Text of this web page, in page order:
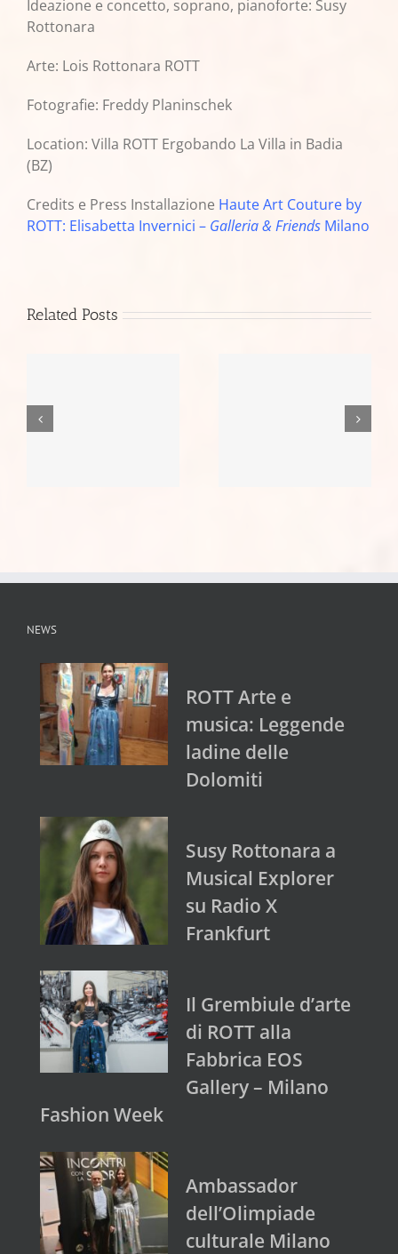
Ideazione e concetto, soprano, pianoforte: Susy
Rottonara
Arte: Lois Rottonara ROTT
Fotografie: Freddy Planinschek
Location: Villa ROTT Ergobando La Villa in Badia
(BZ)
Credits e Press Installazione Haute Art Couture by
ROTT: Elisabetta Invernici – Galleria & Friends Milano
Related Posts
NEWS
ROTT Arte e
musica: Leggende
ladine delle
Dolomiti
Susy Rottonara a
Musical Explorer
su Radio X
Frankfurt
Il Grembiule d’arte
di ROTT alla
Fabbrica EOS
Gallery – Milano
Fashion Week
Ambassador
dell’Olimpiade
culturale Milano